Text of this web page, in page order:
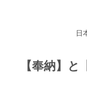
日
【奉納】